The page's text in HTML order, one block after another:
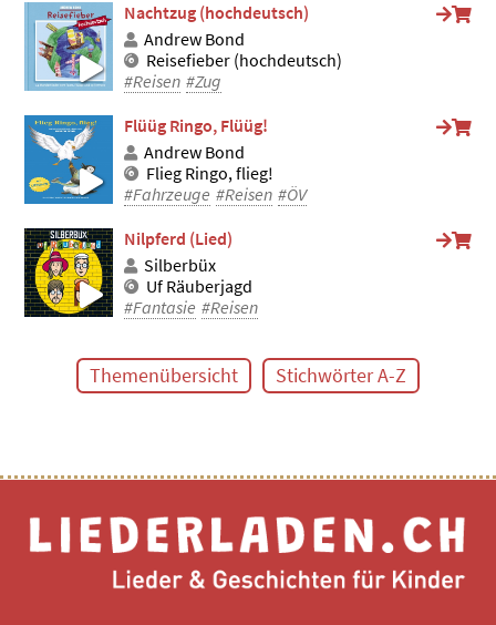
Nachtzug (hochdeutsch)
Andrew Bond
Reisefieber (hochdeutsch)
#Reisen #Zug
Flüüg Ringo, Flüüg!
Andrew Bond
Flieg Ringo, flieg!
#Fahrzeuge #Reisen #ÖV
Nilpferd (Lied)
Silberbüx
Uf Räuberjagd
#Fantasie #Reisen
Themenübersicht Stichwörter A-Z